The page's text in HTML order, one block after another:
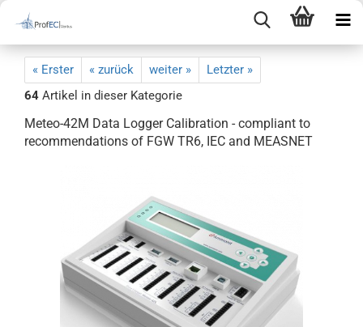
« Erster « zurück weiter »
Letzter »
64 Artikel in dieser Kategorie
Meteo-42M Data Logger Calibration - compliant to
recommendations of FGW TR6, IEC and MEASNET